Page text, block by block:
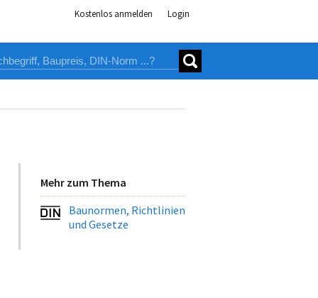
Kostenlos anmelden Login
Mehr zum Thema
Baunormen, Richtlinien
und Gesetze